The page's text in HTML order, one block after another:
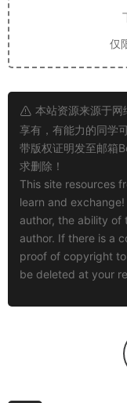
仅
本站资源来源于
享有，有能力的同学
带版权证明发至邮箱
求删除！
This site resources
learn and
author, the ability of
author. If there is a
proof of copyright
be deleted at your